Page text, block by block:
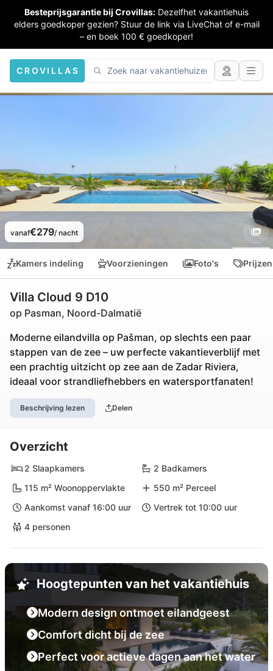
Besteprijsgarantie bij Crovillas: Dezelfhet vakantiehuis
elders goedkoper gezien? Stuur de link via LiveChat of e-mail
– en boek 100 € goedkoper!
CROVILLAS
vanaf€279/ nacht
Kamers indeling Voorzieningen Foto's
Villa Cloud 9 D10
op Pasman, Noord-Dalmatië
Moderne eilandvilla op Pašman, op slechts een paar
stappen van de zee – uw perfecte vakantieverblijf met
een prachtig uitzicht op zee aan de Zadar Riviera,
ideaal voor strandliefhebbers en watersportfanaten!
Beschrijving lezen Delen
Overzicht
2 Slaapkamers
2 Badkamers
115 m² Woonoppervlakte
550 m² Perceel
Aankomst vanaf 16:00 uur
Vertrek tot 10:00 uur
4 personen
Hoogtepunten van het vakantiehuis
Modern design ontmoet eilandgeest
Comfort dicht bij de zee
Perfect voor actieve dagen aan het water